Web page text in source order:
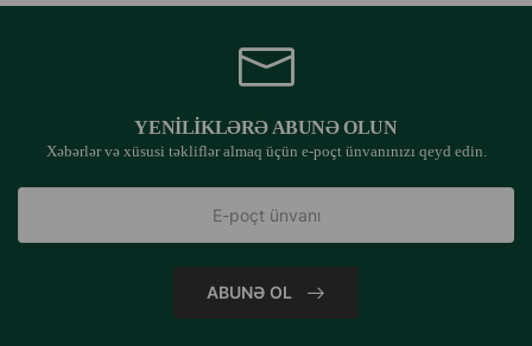
YENILIKLƏRƏ ABUNƏ OLUN
Xəbərlər və xüsusi təkliflər almaq üçün e-poçt ünvanınızı qeyd edin.
ABUNƏ OL